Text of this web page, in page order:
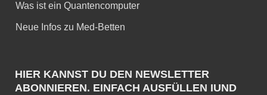
Was ist ein Quantencomputer
Neue Infos zu Med-Betten
HIER KANNST DU DEN NEWSLETTER
ABONNIEREN. EINFACH AUSFÜLLEN IUND